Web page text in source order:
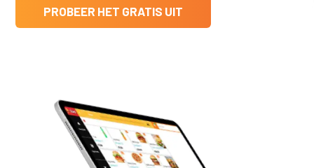
PROBEER HET GRATIS UIT